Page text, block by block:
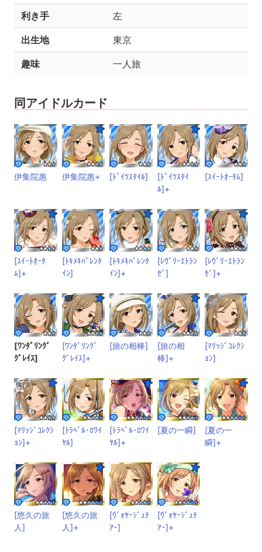
利き手 左
出生地 東京
趣味 一人旅
同アイドルカード
伊集院惠 伊集院惠+ [ﾄﾞｲﾂｽﾀｲﾙ]
[ﾄﾞｲﾂｽﾀｲ
ﾙ]+
[ｽｲｰﾄｵｰﾀﾑ]
[ｽｲｰﾄｵｰﾀ
ﾑ]+
[ﾄｷﾒｷﾊﾞﾚﾝﾀ
ｲﾝ]
[ﾄｷﾒｷﾊﾞﾚﾝﾀ
ｲﾝ]+
[ﾚｳﾞﾘｰｴﾄﾗﾝ
ｾﾞ]
[ﾚｳﾞﾘｰｴﾄﾗﾝ
ｾﾞ]+
[ﾜﾝﾀﾞﾘﾝｸﾞ
ｸﾞﾚｲｽ]
[ﾜﾝﾀﾞﾘﾝｸﾞ
ｸﾞﾚｲｽ]+
[旅の相棒]
[旅の相
棒]+
[ﾏﾘｯｼﾞｺﾚｸｼ
ｮﾝ]
[ﾏﾘｯｼﾞｺﾚｸｼ
ｮﾝ]+
[ﾄﾗﾍﾞﾙ･ﾛﾜｲ
ﾔﾙ]
[ﾄﾗﾍﾞﾙ･ﾛﾜｲ
ﾔﾙ]+
[夏の一瞬]
[夏の一
瞬]+
[悠久の旅
人]
[悠久の旅
人]+
[ｳﾞｫﾔｰｼﾞｭﾁ
ｱｰ]
[ｳﾞｫﾔｰｼﾞｭﾁ
ｱｰ]+